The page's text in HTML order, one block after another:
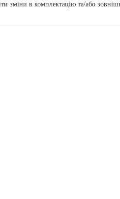
зміни в комплектацію та/або